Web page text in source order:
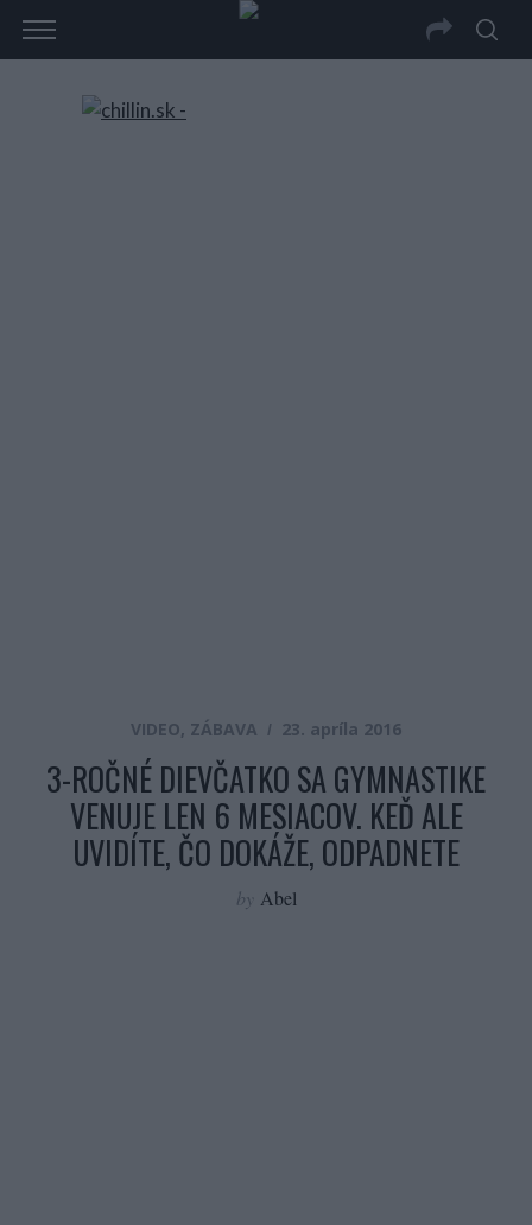
VIDEO, ZÁBAVA 23. apríla 2016
3-ROČNÉ DIEVČATKO SA GYMNASTIKE
VENUJE LEN 6 MESIACOV. KEĎ ALE
UVIDÍTE, ČO DOKÁŽE, ODPADNETE
by Abel